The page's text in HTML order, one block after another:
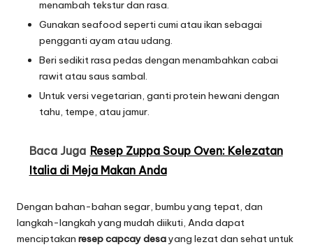
menambah tekstur dan rasa.
Gunakan seafood seperti cumi atau ikan sebagai
pengganti ayam atau udang.
Beri sedikit rasa pedas dengan menambahkan cabai
rawit atau saus sambal.
Untuk versi vegetarian, ganti protein hewani dengan
tahu, tempe, atau jamur.
Baca Juga Resep Zuppa Soup Oven: Kelezatan
Italia di Meja Makan Anda
Dengan bahan-bahan segar, bumbu yang tepat, dan
langkah-langkah yang mudah diikuti, Anda dapat
menciptakan resep capcay desayang lezat dan sehat untuk